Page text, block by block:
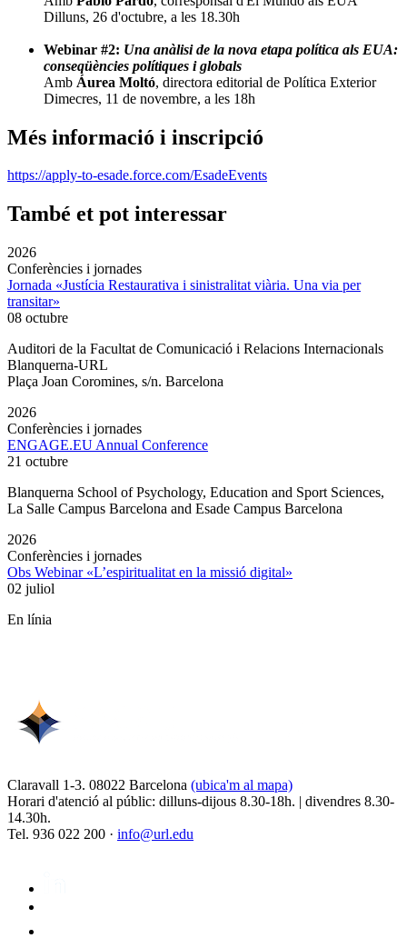
Dilluns, 26 d'octubre, a les 18.30h
Webinar #2: Una anàlisi de la nova etapa política als EUA:
conseqüències polítiques i globals
Amb Áurea Moltó, directora editorial de Política Exterior
Dimecres, 11 de novembre, a les 18h
Més informació i inscripció
https://apply-to-esade.force.com/EsadeEvents
També et pot interessar
2026
Conferències i jornades
Jornada «Justícia Restaurativa i sinistralitat viària. Una via per
transitar»
08 octubre
Auditori de la Facultat de Comunicació i Relacions Internacionals
Blanquerna-URL
Plaça Joan Coromines, s/n. Barcelona
2026
Conferències i jornades
ENGAGE.EU Annual Conference
21 octubre
Blanquerna School of Psychology, Education and Sport Sciences,
La Salle Campus Barcelona and Esade Campus Barcelona
2026
Conferències i jornades
Obs Webinar «L’espiritualitat en la missió digital»
02 juliol
En línia
Claravall 1-3. 08022 Barcelona (ubica'm al mapa)
Horari d'atenció al públic: dilluns-dijous 8.30-18h. | divendres 8.30-
14.30h.
Tel. 936 022 200 · info@url.edu